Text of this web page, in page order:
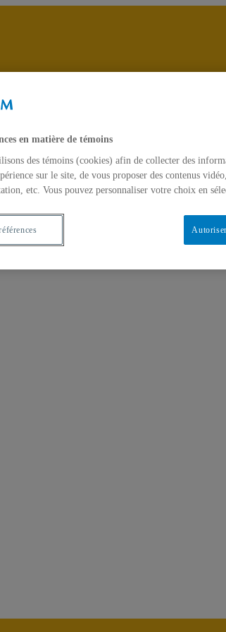
Accueil
en matière de témoins
des témoins (cookies) afin de collecter des
sur le site, de vous proposer des contenus
etc. Vous pouvez personnaliser votre choix en